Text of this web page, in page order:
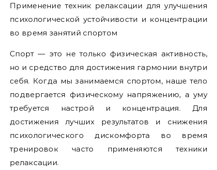
Применение техник релаксации для улучшения
психологической устойчивости и концентрации
во время занятий спортом
Спорт — это не только физическая активность,
но и средство для достижения гармонии внутри
себя. Когда мы занимаемся спортом, наше тело
подвергается физическому напряжению, а уму
требуется настрой и концентрация. Для
достижения лучших результатов и снижения
психологического дискомфорта во время
тренировок часто применяются техники
релаксации.